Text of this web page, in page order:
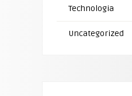
Technologia
Uncategorized